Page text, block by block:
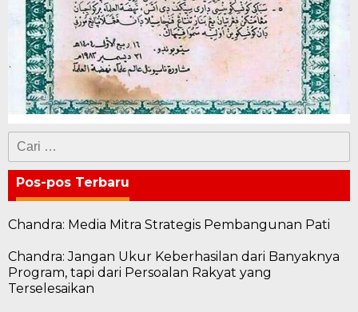
Cari
untuk:
Pos-pos Terbaru
Chandra: Media Mitra Strategis Pembangunan Pati
Chandra: Jangan Ukur Keberhasilan dari Banyaknya
Program, tapi dari Persoalan Rakyat yang
Terselesaikan